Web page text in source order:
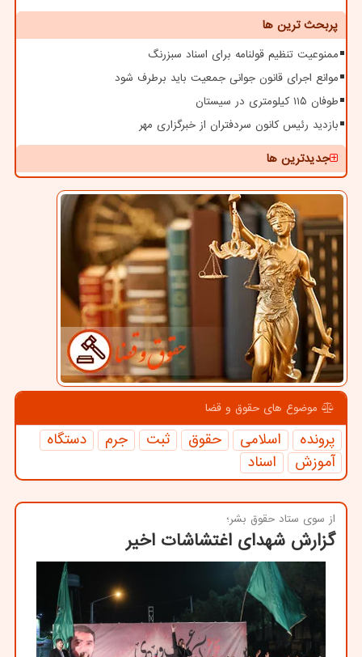
پربحث ترین ها
ممنوعیت تنظیم قولنامه برای اسناد سبزرنگ
موانع اجرای قانون جوانی جمعیت باید برطرف شود
طوفان ۱۱۵ کیلومتری در سیستان
بازدید رئیس کانون سردفتران از خبرگزاری مهر
جدیدترین ها
موضوع های حقوق و قضا
پرونده اسلامی حقوق ثبت جرم
دستگاه
آموزش
اسناد
از سوی ستاد حقوق بشر؛
گزارش شهدای اغتشاشات اخیر